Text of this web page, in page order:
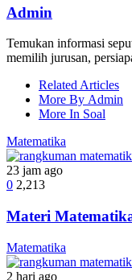
Admin
Temukan informasi
memilih jurusan,
Related Articles
More By Admin
More In Soal
Matematika
23 jam ago
0 2,213
Materi
Matematika
2 hari ago